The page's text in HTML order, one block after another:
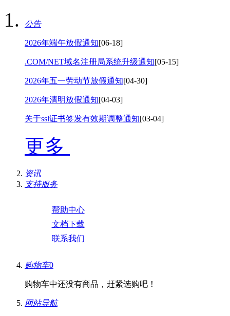
公告
2026年端午放假通知[06-18]
.COM/NET域名注册局系统升级通知[05-15]
2026年五一劳动节放假通知[04-30]
2026年清明放假通知[04-03]
关于ssl证书签发有效期调整通知[03-04]
更多
资讯
支持服务
帮助中心
文档下载
联系我们
购物车0
购物车中还没有商品，赶紧选购吧！
网站导航